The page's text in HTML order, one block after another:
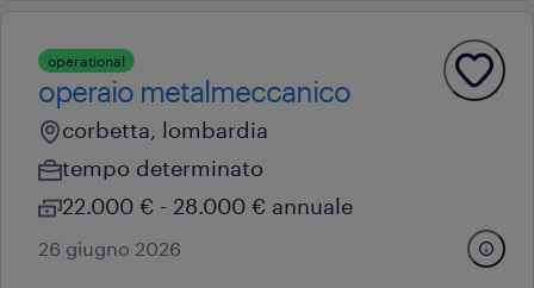
operational
operaio metalmeccanico
corbetta, lombardia
tempo determinato
22.000 € - 28.000 € annuale
26 giugno 2026